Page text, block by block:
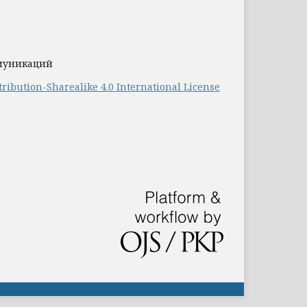
Sharealike 4.0 International License